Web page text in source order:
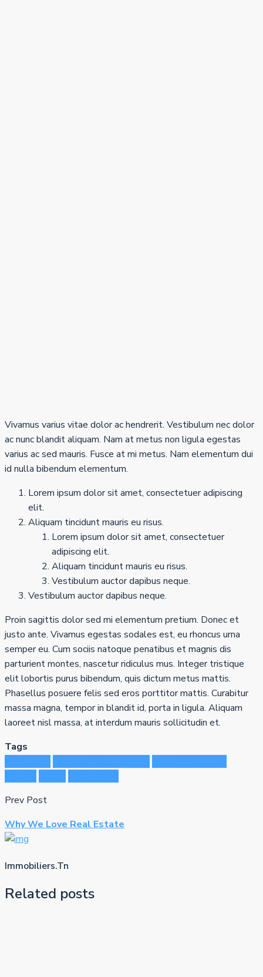
Vivamus varius vitae dolor ac hendrerit. Vestibulum nec dolor
ac nunc blandit aliquam. Nam at metus non ligula egestas
varius ac sed mauris. Fusce at mi metus. Nam elementum dui
id nulla bibendum elementum.
Lorem ipsum dolor sit amet, consectetuer adipiscing
elit.
Aliquam tincidunt mauris eu risus.
Lorem ipsum dolor sit amet, consectetuer
adipiscing elit.
Aliquam tincidunt mauris eu risus.
Vestibulum auctor dapibus neque.
Vestibulum auctor dapibus neque.
Proin sagittis dolor sed mi elementum pretium. Donec et
justo ante. Vivamus egestas sodales est, eu rhoncus urna
semper eu. Cum sociis natoque penatibus et magnis dis
parturient montes, nascetur ridiculus mus. Integer tristique
elit lobortis purus bibendum, quis dictum metus mattis.
Phasellus posuere felis sed eros porttitor mattis. Curabitur
massa magna, tempor in blandit id, porta in ligula. Aliquam
laoreet nisl massa, at interdum mauris sollicitudin et.
Tags
Prev Post
Why We Love Real Estate
Immobiliers.Tn
Related posts